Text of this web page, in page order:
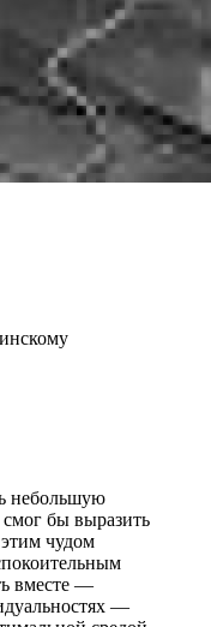
небольшую
бы выразить
чудом
вместе —
—